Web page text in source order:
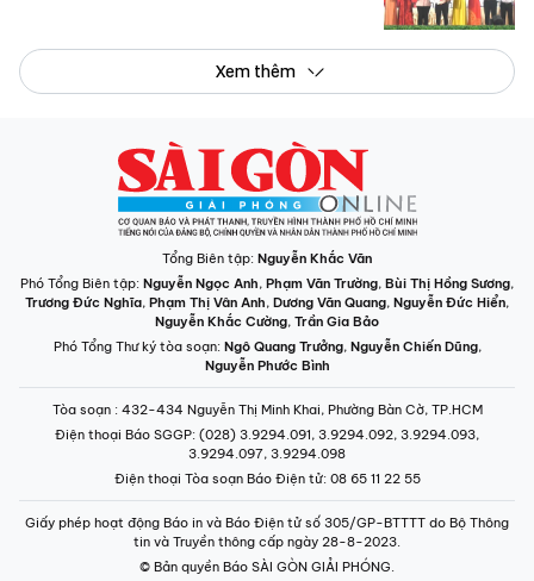
Xem thêm
Tổng Biên tập: Nguyễn Khắc Văn
Phó Tổng Biên tập: Nguyễn Ngọc Anh, Phạm Văn Trường, Bùi Thị Hồng Sương,
Trương Đức Nghĩa, Phạm Thị Vân Anh, Dương Văn Quang, Nguyễn Đức Hiển,
Nguyễn Khắc Cường, Trần Gia Bảo
Phó Tổng Thư ký tòa soạn: Ngô Quang Trưởng, Nguyễn Chiến Dũng,
Nguyễn Phước Bình
Tòa soạn : 432-434 Nguyễn Thị Minh Khai, Phường Bàn Cờ, TP.HCM
Điện thoại Báo SGGP: (028) 3.9294.091, 3.9294.092, 3.9294.093,
3.9294.097, 3.9294.098
Điện thoại Tòa soạn Báo Điện tử: 08 65 11 22 55
Giấy phép hoạt động Báo in và Báo Điện tử số 305/GP-BTTTT do Bộ Thông
tin và Truyền thông cấp ngày 28-8-2023.
© Bản quyền Báo SÀI GÒN GIẢI PHÓNG.